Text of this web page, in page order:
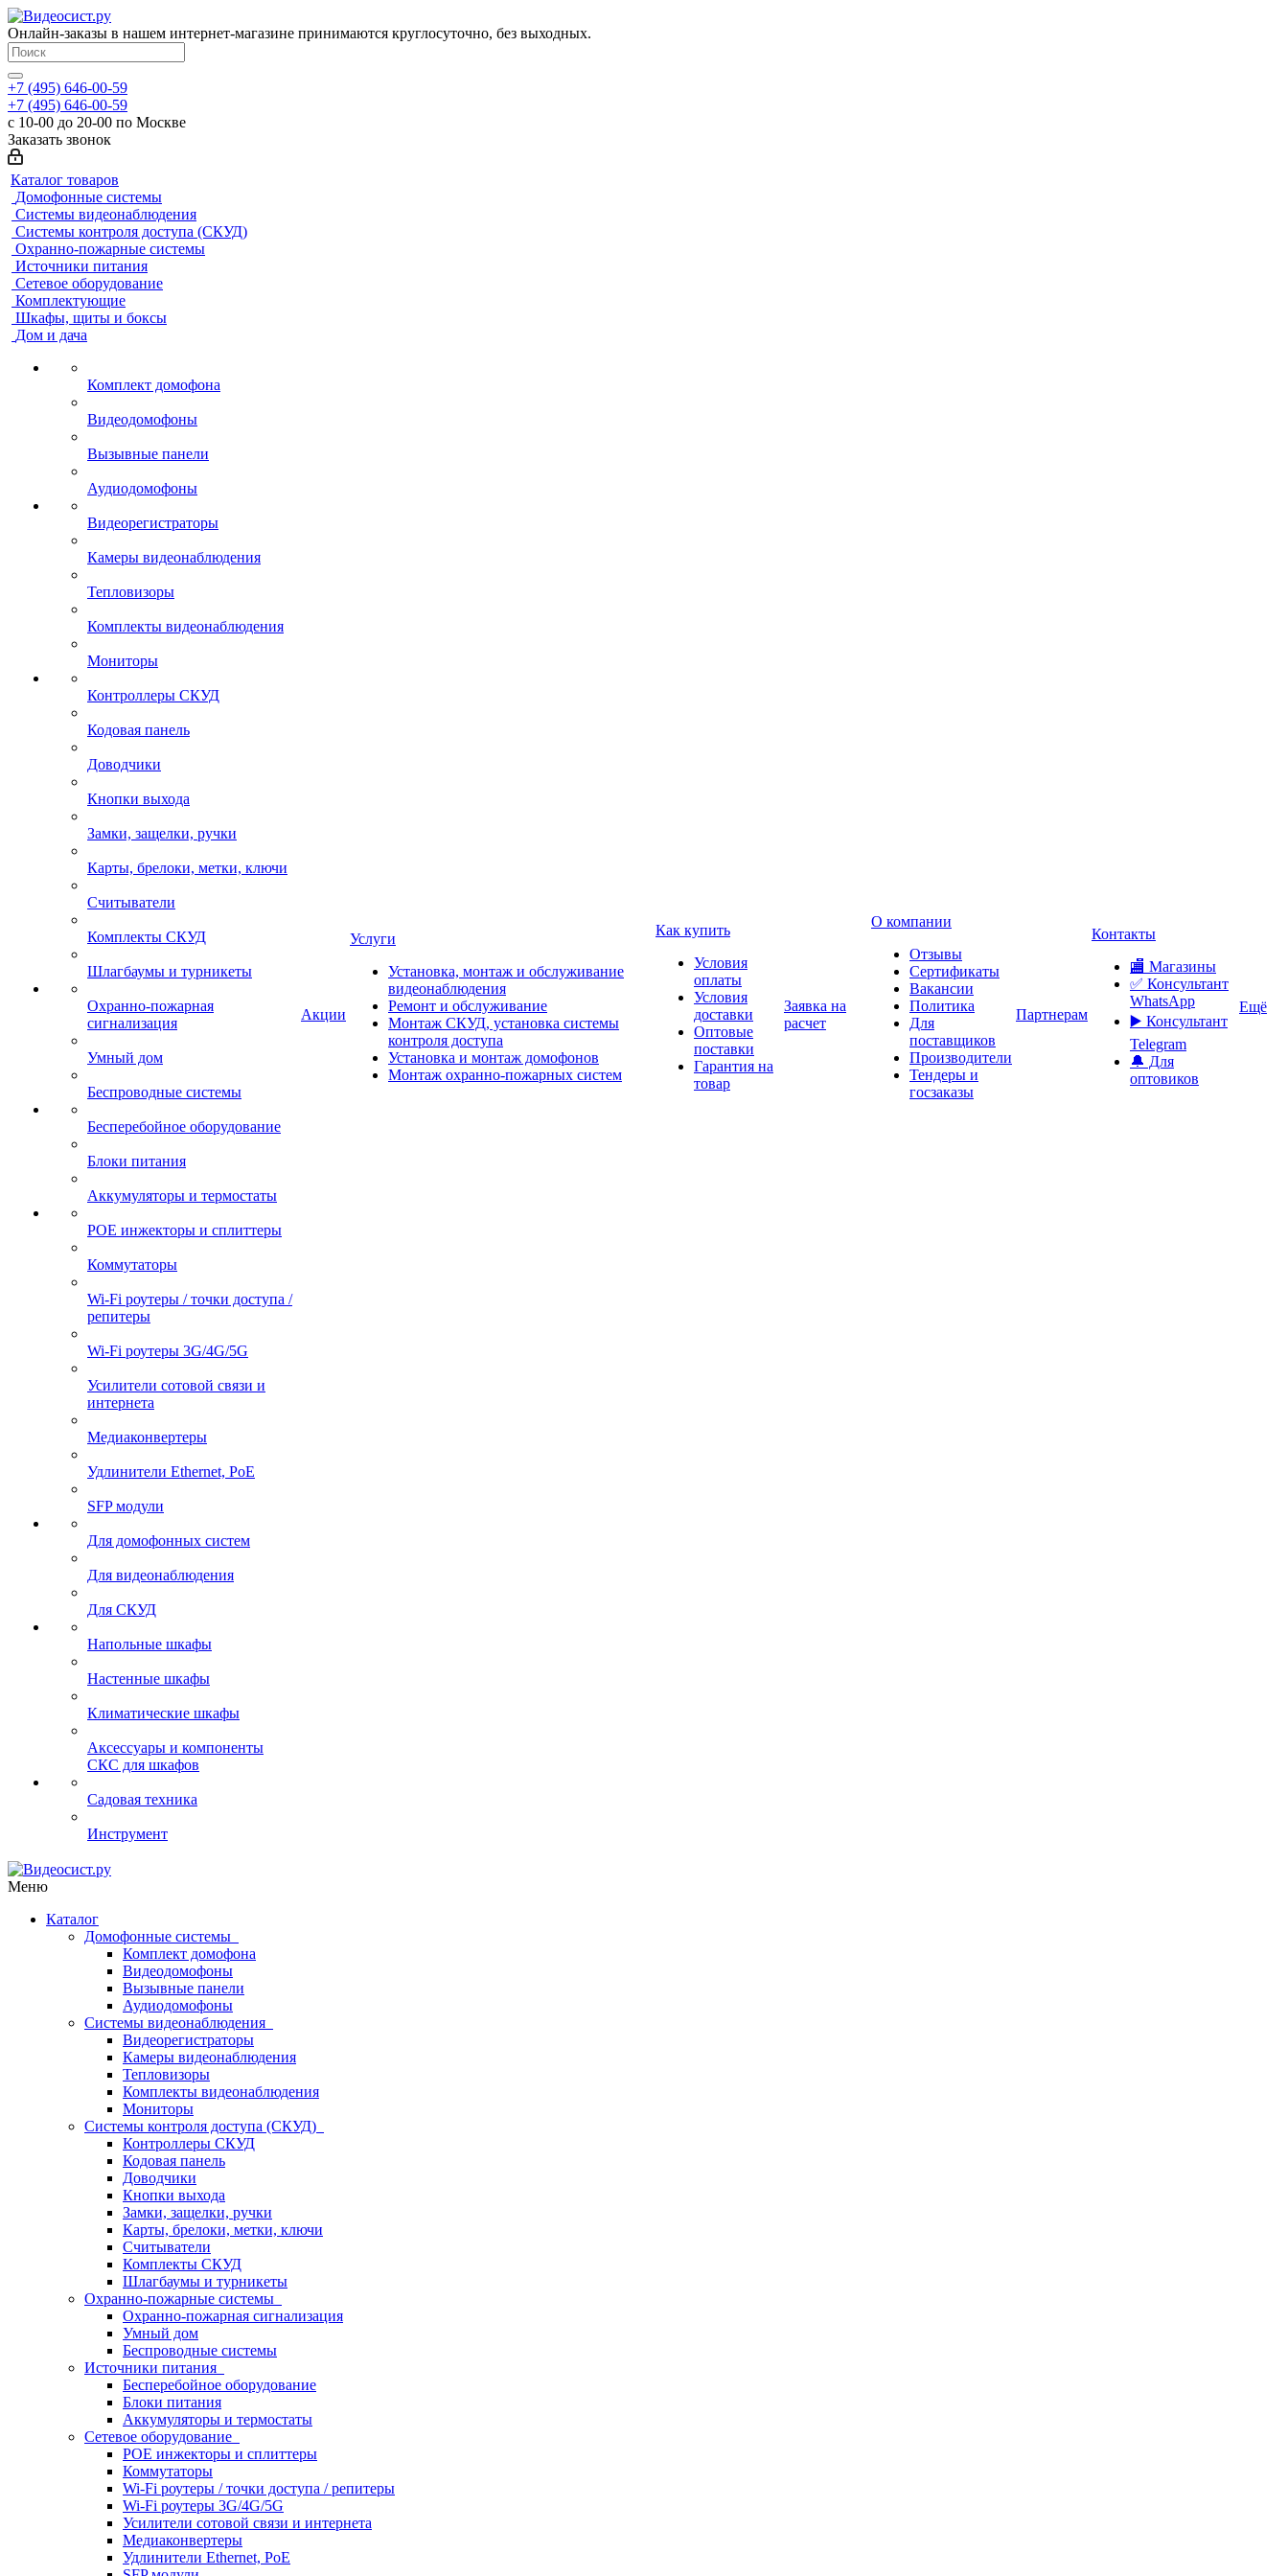
Онлайн-заказы в нашем интернет-магазине принимаются круглосуточно, без выходных.
+7 (495) 646-00-59
+7 (495) 646-00-59
с 10-00 до 20-00 по Москве
Заказать звонок
Каталог товаров
Домофонные системы
Системы видеонаблюдения
Системы контроля доступа (СКУД)
Охранно-пожарные системы
Источники питания
Сетевое оборудование
Комплектующие
Шкафы, щиты и боксы
Дом и дача
Комплект домофона
Видеодомофоны
Вызывные панели
Аудиодомофоны
Видеорегистраторы
Камеры видеонаблюдения
Тепловизоры
Комплекты видеонаблюдения
Мониторы
Контроллеры СКУД
Кодовая панель
Доводчики
Кнопки выхода
Замки, защелки, ручки
Карты, брелоки, метки, ключи
Считыватели
Комплекты СКУД
Шлагбаумы и турникеты
Охранно-пожарная
сигнализация
Умный дом
Беспроводные системы
Бесперебойное оборудование
Блоки питания
Аккумуляторы и термостаты
POE инжекторы и сплиттеры
Коммутаторы
Wi-Fi роутеры / точки доступа /
репитеры
Wi-Fi роутеры 3G/4G/5G
Усилители сотовой связи и
интернета
Медиаконвертеры
Удлинители Ethernet, PoE
SFP модули
Для домофонных систем
Для видеонаблюдения
Для СКУД
Напольные шкафы
Настенные шкафы
Климатические шкафы
Аксессуары и компоненты
СКС для шкафов
Садовая техника
Инструмент
Акции
Услуги
Установка, монтаж и обслуживание
видеонаблюдения
Ремонт и обслуживание
Монтаж СКУД, установка системы
контроля доступа
Установка и монтаж домофонов
Монтаж охранно-пожарных систем
Как купить
Условия
оплаты
Условия
доставки
Оптовые
поставки
Гарантия на
товар
Заявка на
расчет
О компании
Отзывы
Сертификаты
Вакансии
Политика
Для
поставщиков
Производители
Тендеры и
госзаказы
Партнерам
Контакты
🏬 Магазины
✅️ Консультант
WhatsApp
▶️ Консультант
Telegram
🔔 Для
оптовиков
Ещё
Меню
Каталог
Домофонные системы
Комплект домофона
Видеодомофоны
Вызывные панели
Аудиодомофоны
Системы видеонаблюдения
Видеорегистраторы
Камеры видеонаблюдения
Тепловизоры
Комплекты видеонаблюдения
Мониторы
Системы контроля доступа (СКУД)
Контроллеры СКУД
Кодовая панель
Доводчики
Кнопки выхода
Замки, защелки, ручки
Карты, брелоки, метки, ключи
Считыватели
Комплекты СКУД
Шлагбаумы и турникеты
Охранно-пожарные системы
Охранно-пожарная сигнализация
Умный дом
Беспроводные системы
Источники питания
Бесперебойное оборудование
Блоки питания
Аккумуляторы и термостаты
Сетевое оборудование
POE инжекторы и сплиттеры
Коммутаторы
Wi-Fi роутеры / точки доступа / репитеры
Wi-Fi роутеры 3G/4G/5G
Усилители сотовой связи и интернета
Медиаконвертеры
Удлинители Ethernet, PoE